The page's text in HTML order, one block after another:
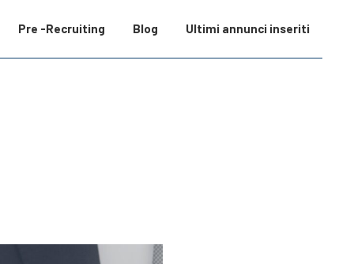
Pre -Recruiting Blog Ultimi annunci inseriti